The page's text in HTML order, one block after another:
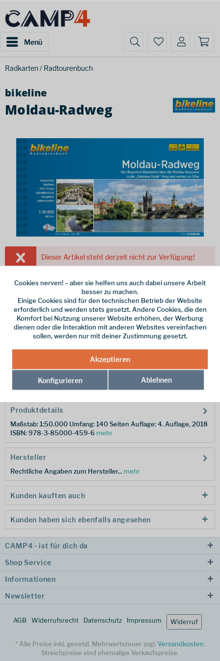
Menü
Radkarten / Radtourenbuch
bikeline
Moldau-Radweg
Dieser Artikel steht derzeit nicht zur Verfügung!
16,90 € *
zzgl. Versandkosten
Merken
Hersteller-Nr.: 9783711103420
Moldau-Radweg Von Bayerisch Eisenstein über die Moldau-
Stauseen in die "Goldene Stadt" Prag...
Produktdetails
Maßstab: 1:50.000 Umfang: 140 Seiten Auflage: 4. Auflage, 2018
ISBN: 978-3-85000-459-6 mehr
Hersteller
Rechtliche Angaben zum Hersteller... mehr
Kunden kauften auch
Kunden haben sich ebenfalls angesehen
CAMP4 - ist für dich da
Shop Service
Informationen
Newsletter
AGB Widerrufsrecht Datenschutz Impressum Widerruf
* Alle Preise inkl. gesetzl. Mehrwertsteuer zzgl. Versandkosten.
Streichpreise sind ehemalige Verkaufspreise.
Cookies nerven! – aber sie helfen uns auch dabei unsere Arbeit
besser zu machen.
Einige Cookies sind für den technischen Betrieb der Website
erforderlich und werden stets gesetzt. Andere Cookies, die den
Komfort bei Nutzung unserer Website erhöhen, der Werbung
dienen oder die Interaktion mit anderen Websites vereinfachen
sollen, werden nur mit deiner Zustimmung gesetzt.
Akzeptieren
Konfigurieren Ablehnen